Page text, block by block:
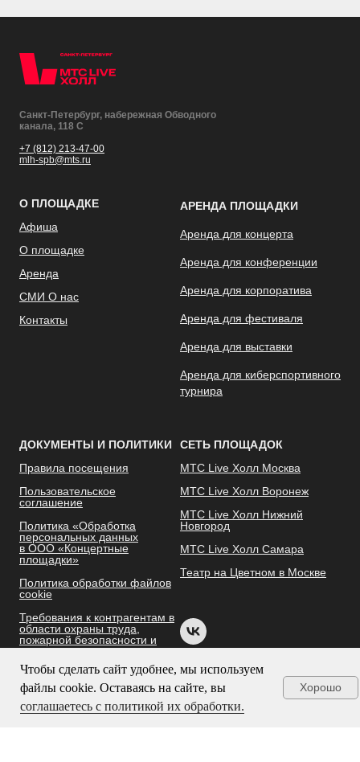
Чтобы сделать сайт удобнее, мы используем
файлы cookie. Оставаясь на сайте, вы
соглашаетесь с политикой их обработки.
Хорошо
Санкт-Петербург, набережная Обводного
канала, 118 С
+7 (812) 213-47-00
mlh-spb@mts.ru
О ПЛОЩАДКЕ
Афиша
О площадке
Аренда
СМИ О нас
Контакты
АРЕНДА ПЛОЩАДКИ
Аренда для концерта
Аренда для конференции
Аренда для корпоратива
Аренда для фестиваля
Аренда для выставки
Аренда для киберспортивного
турнира
ДОКУМЕНТЫ И ПОЛИТИКИ
Правила посещения
Пользовательское
соглашение
Политика «Обработка
персональных данных
в ООО «Концертные
площадки»
Политика обработки файлов
cookie
Требования к контрагентам в
области охраны труда,
пожарной безопасности и
экологии
СЕТЬ ПЛОЩАДОК
МТС Live Холл Москва
МТС Live Холл Воронеж
МТС Live Холл Нижний
Новгород
МТС Live Холл Самара
Театр на Цветном в Москве